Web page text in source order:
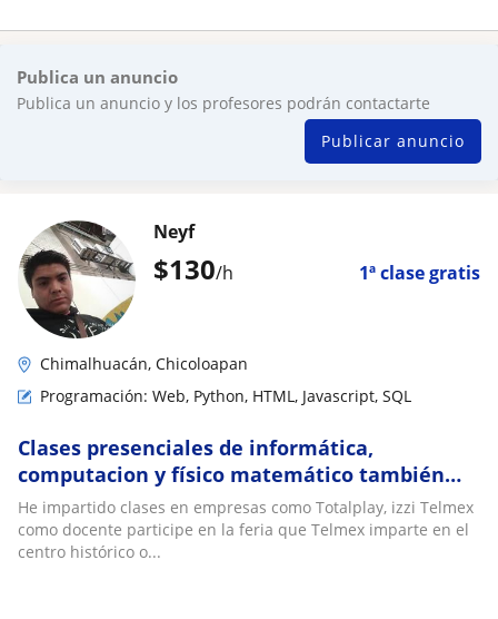
Publica un anuncio
Publica un anuncio y los profesores podrán contactarte
Publicar anuncio
$130/h 1ª clase gratis
Neyf
Chimalhuacán, Chicoloapan
Programación: Web, Python, HTML, Javascript, SQL
Clases presenciales de informática,
computacion y físico matemático también
programación básica ,avanzada y profecional
He impartido clases en empresas como Totalplay, izzi Telmex
como docente participe en la feria que Telmex imparte en el
centro histórico o...